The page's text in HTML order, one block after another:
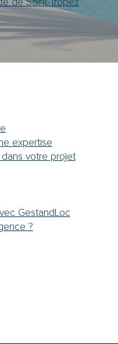
expertise
votre projet
GestandLoc
?
EXCLUSIVITÉS